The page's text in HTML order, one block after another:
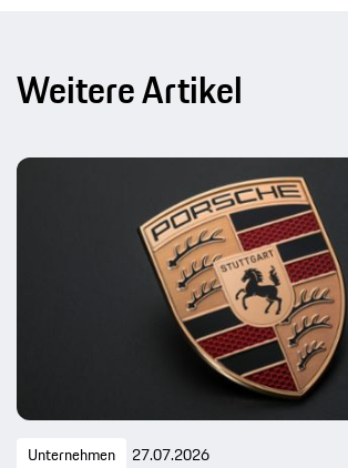
Weitere Artikel
Unternehmen 27.07.2026